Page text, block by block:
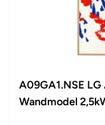
A09GA1.NSE
Wandmodel